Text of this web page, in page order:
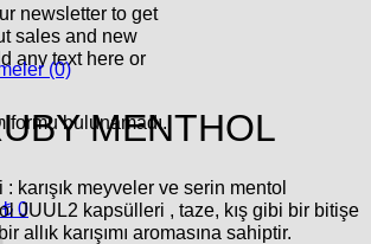
newsletter to get
sales and new
any text here or
formu bulunamadı.
₺ 0
(0)
MENTHOL
: karışık meyveler ve serin mentol
JUUL2 kapsülleri , taze, kış gibi bir bitişe
allık karışımı aromasına sahiptir.